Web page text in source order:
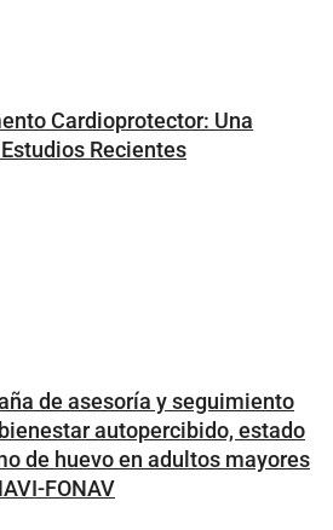
Cardioprotector: Una
Recientes
de asesoría y seguimiento
autopercibido, estado
de huevo en adultos mayores
FONAV